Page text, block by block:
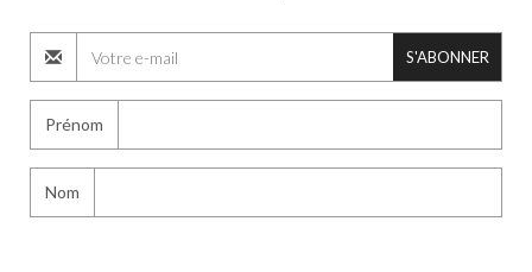
S'ABONNER
Prénom
Nom